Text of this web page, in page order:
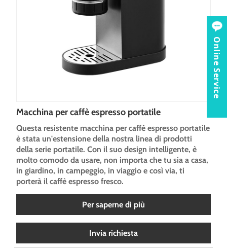
Macchina per caffè espresso portatile
Questa resistente macchina per caffè espresso portatile
è stata un'estensione della nostra linea di prodotti
della serie portatile. Con il suo design intelligente, è
molto comodo da usare, non importa che tu sia a casa,
in giardino, in campeggio, in viaggio e così via, ti
porterà il caffè espresso fresco.
Per saperne di più
Invia richiesta
Online Service